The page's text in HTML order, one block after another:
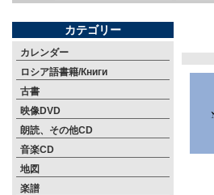
カテゴリー
カレンダー
ロシア語書籍/Книги
古書
映像DVD
朗読、その他CD
音楽CD
地図
楽譜